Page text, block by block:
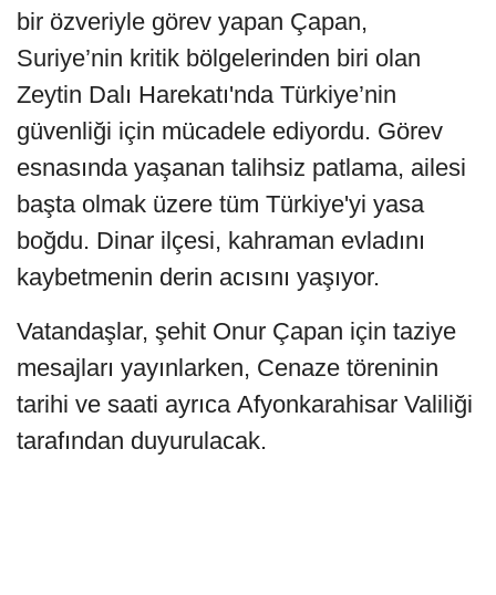
bir özveriyle görev yapan Çapan,
Suriye’nin kritik bölgelerinden biri olan
Zeytin Dalı Harekatı'nda Türkiye’nin
güvenliği için mücadele ediyordu. Görev
esnasında yaşanan talihsiz patlama, ailesi
başta olmak üzere tüm Türkiye'yi yasa
boğdu. Dinar ilçesi, kahraman evladını
kaybetmenin derin acısını yaşıyor.
Vatandaşlar, şehit Onur Çapan için taziye
mesajları yayınlarken, Cenaze töreninin
tarihi ve saati ayrıca Afyonkarahisar Valiliği
tarafından duyurulacak.